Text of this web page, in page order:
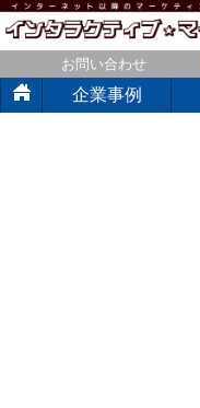
お問い合わせ
企業事例